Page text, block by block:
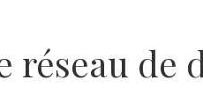
réseau de